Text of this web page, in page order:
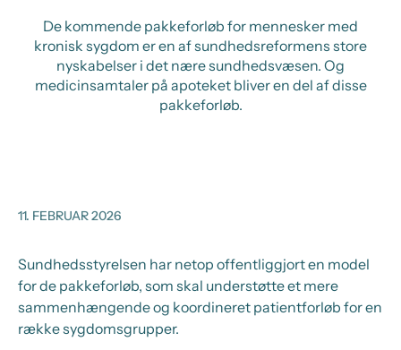
De kommende pakkeforløb for mennesker med
kronisk sygdom er en af sundhedsreformens store
nyskabelser i det nære sundhedsvæsen. Og
medicinsamtaler på apoteket bliver en del af disse
pakkeforløb.
11. FEBRUAR 2026
Sundhedsstyrelsen har netop offentliggjort en model
for de pakkeforløb, som skal understøtte et mere
sammenhængende og koordineret patientforløb for en
række sygdomsgrupper.